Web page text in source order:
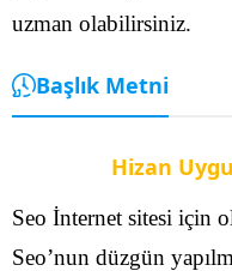
uzman olabilirsiniz.
Başlık Metni
Hizan
Seo İnternet sitesi için
Seo’nun düzgün